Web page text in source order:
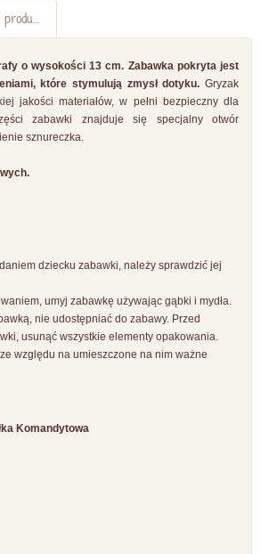
Szczegóły produktu
o wysokości 13 cm. Zabawka pokryta jest
które stymulują zmysł dotyku. Gryzak
jakości materiałów, w pełni bezpieczny dla
zabawki znajduje się specjalny otwór
sznureczka.
dziecku zabawki, należy sprawdzić jej
umyj zabawkę używając gąbki i mydła.
nie udostępniać do zabawy. Przed
usunąć wszystkie elementy opakowania.
względu na umieszczone na nim ważne
Komandytowa